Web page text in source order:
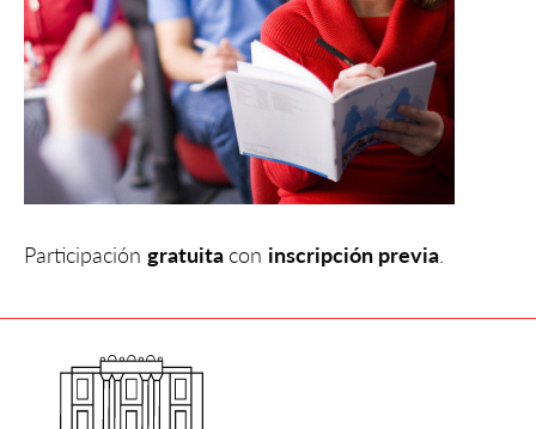
Participación gratuita con inscripción previa